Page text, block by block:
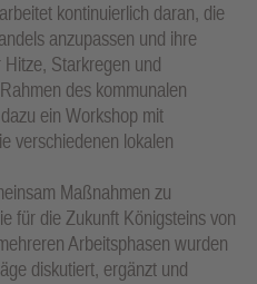
kontinuierlich daran, die
anzupassen und ihre
Starkregen und
des kommunalen
ein Workshop mit
verschiedenen lokalen
Maßnahmen zu
für die Zukunft Königsteins von
Arbeitsphasen wurden
diskutiert, ergänzt und